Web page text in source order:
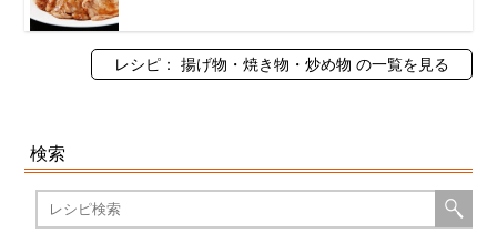
レシピ： 揚げ物・焼き物・炒め物 の一覧を見る
検索